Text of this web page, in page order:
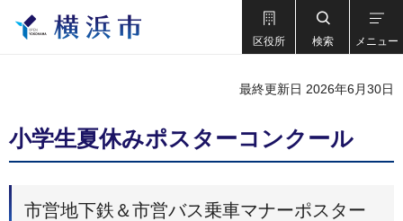
区役所 検索 メニュー
最終更新日 2026年6月30日
小学生夏休みポスターコンクール
市営地下鉄＆市営バス乗車マナーポスター